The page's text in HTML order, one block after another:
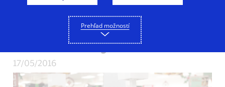
znižovaniu šedej
ekonomiky
17/05/2016
Prehľad možností